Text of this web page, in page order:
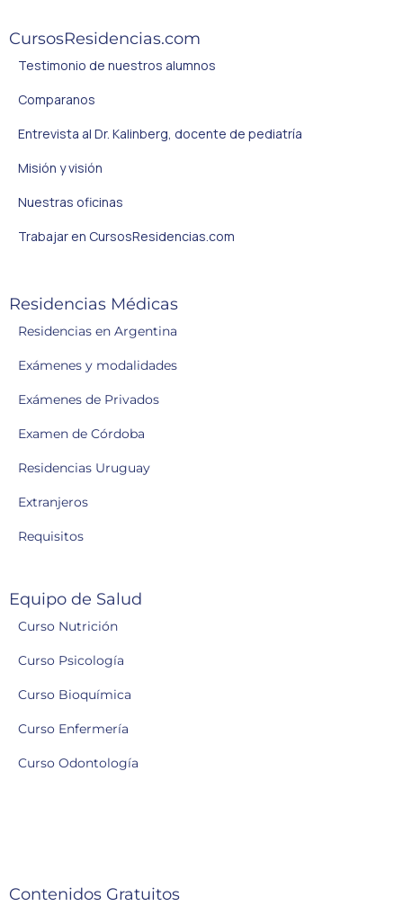
CursosResidencias.com
Testimonio de nuestros alumnos
Comparanos
Entrevista al Dr. Kalinberg, docente de pediatría
Misión y visión
Nuestras oficinas
Trabajar en CursosResidencias.com
Residencias Médicas
Residencias en Argentina
Exámenes y modalidades
Exámenes de Privados
Examen de Córdoba
Residencias Uruguay
Extranjeros
Requisitos
Equipo de Salud
Curso Nutrición
Curso Psicología
Curso Bioquímica
Curso Enfermería
Curso Odontología
Contenidos Gratuitos